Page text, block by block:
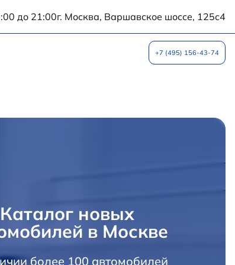
до 21:00г. Москва, Варшавское шоссе, 125с4
+7 (495) 156-43-74
Каталог новых
в Москве
более 100 автомобилей